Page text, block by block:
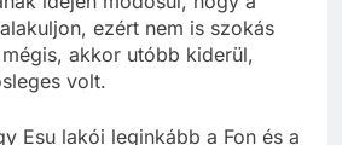
idején módosul, hogy a
ezért nem is szokás
akkor utóbb kiderül,